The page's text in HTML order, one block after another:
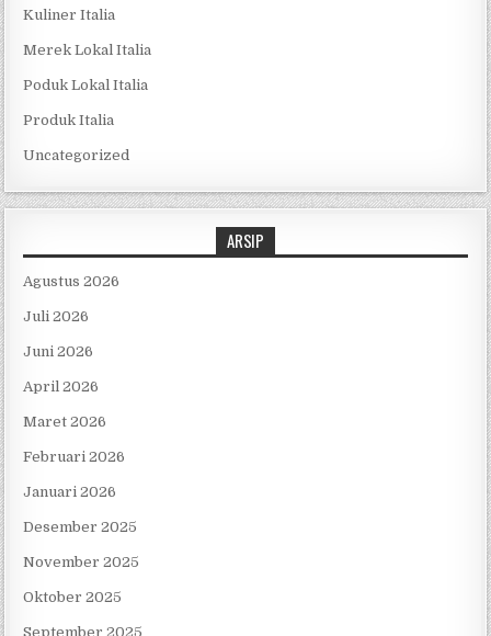
Kuliner Italia
Merek Lokal Italia
Poduk Lokal Italia
Produk Italia
Uncategorized
ARSIP
Agustus 2026
Juli 2026
Juni 2026
April 2026
Maret 2026
Februari 2026
Januari 2026
Desember 2025
November 2025
Oktober 2025
September 2025